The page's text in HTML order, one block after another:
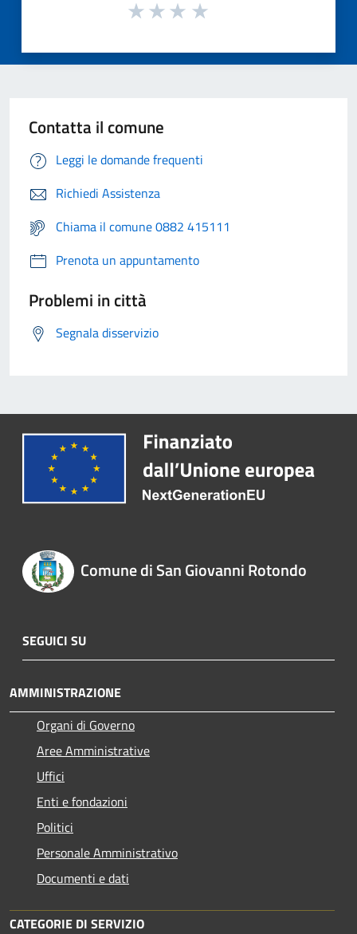
Contatta il comune
Leggi le domande frequenti
Richiedi Assistenza
Chiama il comune 0882 415111
Prenota un appuntamento
Problemi in città
Segnala disservizio
Comune di San Giovanni Rotondo
SEGUICI SU
AMMINISTRAZIONE
Organi di Governo
Aree Amministrative
Uffici
Enti e fondazioni
Politici
Personale Amministrativo
Documenti e dati
CATEGORIE DI SERVIZIO